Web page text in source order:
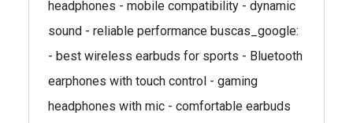
headphones - mobile compatibility - dynamic
sound - reliable performance buscas_google:
- best wireless earbuds for sports - Bluetooth
earphones with touch control - gaming
headphones with mic - comfortable earbuds